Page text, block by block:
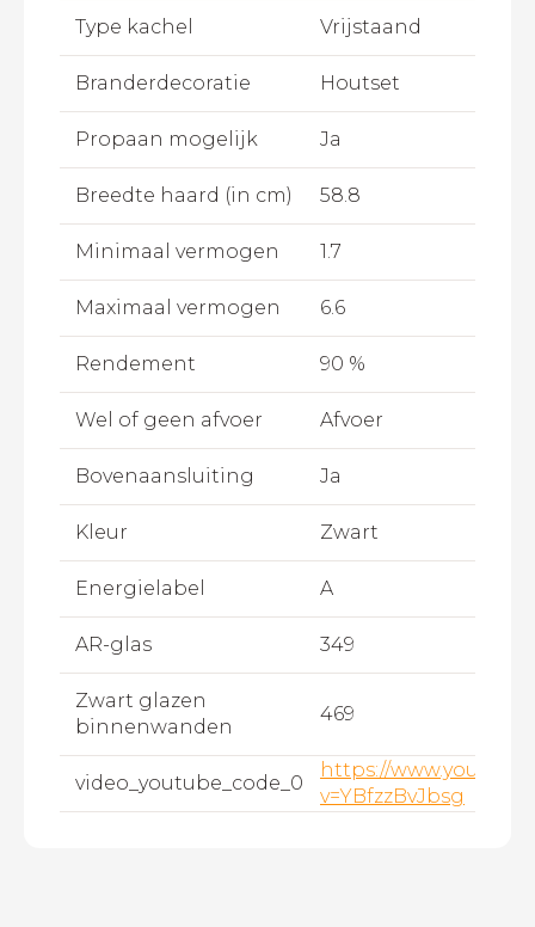
Type kachel Vrijstaand
Branderdecoratie Houtset
Propaan mogelijk Ja
Breedte haard (in cm) 58.8
Minimaal vermogen 1.7
Maximaal vermogen 6.6
Rendement 90 %
Wel of geen afvoer Afvoer
Bovenaansluiting Ja
Kleur Zwart
Energielabel A
AR-glas 349
Zwart glazen
binnenwanden
469
video_youtube_code_0
https://
v=YBfzzBvJbsg